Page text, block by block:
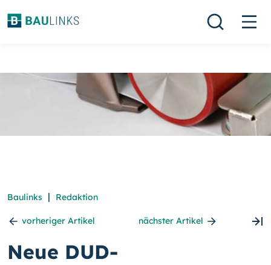
Baulinks | Redaktion
vorheriger Artikel nächster Artikel
Neue DUD-